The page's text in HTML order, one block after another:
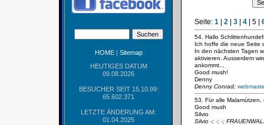
HOME| Sitemap
HEUTIGES DATUM
09.08.2026
BESUCHER SEIT 15.10.99:
65.602.371
LETZTE ÄNDERUNG AM:
01.04.2025
Seite: 1 2 3 4 5
54. Hallo
Ich hoffe die neue Seite
In den nächsten Tagen
aktivieren. Ausserdem
ankommt...
Good mush!
Denny
Denny Conrad;
53. Für alle
Good mush
Silvio
Silvio -; -; -;